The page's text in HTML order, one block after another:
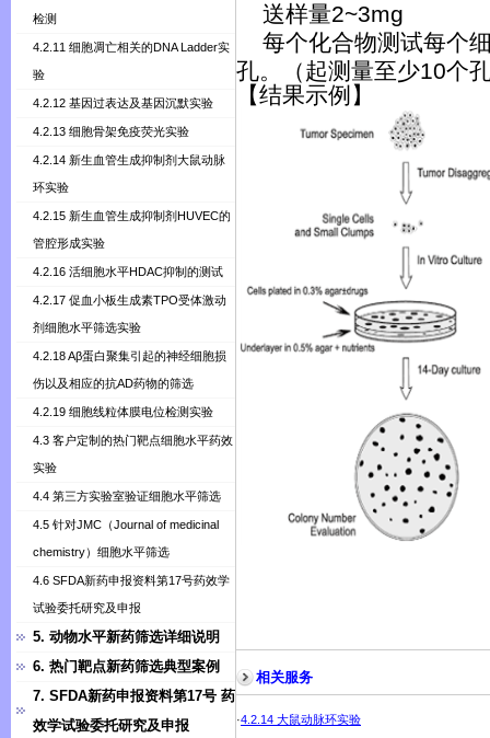
检测
4.2.11 细胞凋亡相关的DNA Ladder实
验
4.2.12 基因过表达及基因沉默实验
4.2.13 细胞骨架免疫荧光实验
4.2.14 新生血管生成抑制剂大鼠动脉
环实验
4.2.15 新生血管生成抑制剂HUVEC的
管腔形成实验
4.2.16 活细胞水平HDAC抑制的测试
4.2.17 促血小板生成素TPO受体激动
剂细胞水平筛选实验
4.2.18 Aβ蛋白聚集引起的神经细胞损
伤以及相应的抗AD药物的筛选
4.2.19 细胞线粒体膜电位检测实验
4.3 客户定制的热门靶点细胞水平药效
实验
4.4 第三方实验室验证细胞水平筛选
4.5 针对JMC（Journal of medicinal
chemistry）细胞水平筛选
4.6 SFDA新药申报资料第17号药效学
试验委托研究及申报
5. 动物水平新药筛选详细说明
6. 热门靶点新药筛选典型案例
7. SFDA新药申报资料第17号 药
效学试验委托研究及申报
送样量2~3mg
每个化合物测试每个
孔。（起测量至少10个
【结果示例】
相关服务
·4.2.14 大鼠动脉环实验